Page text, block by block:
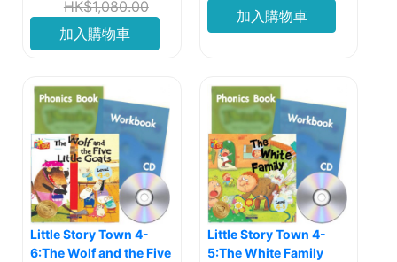
HK$1,080.00
加入購物車
加入購物車
Little Story Town 4-
6:The Wolf and the Five
Little Story Town 4-
5:The White Family